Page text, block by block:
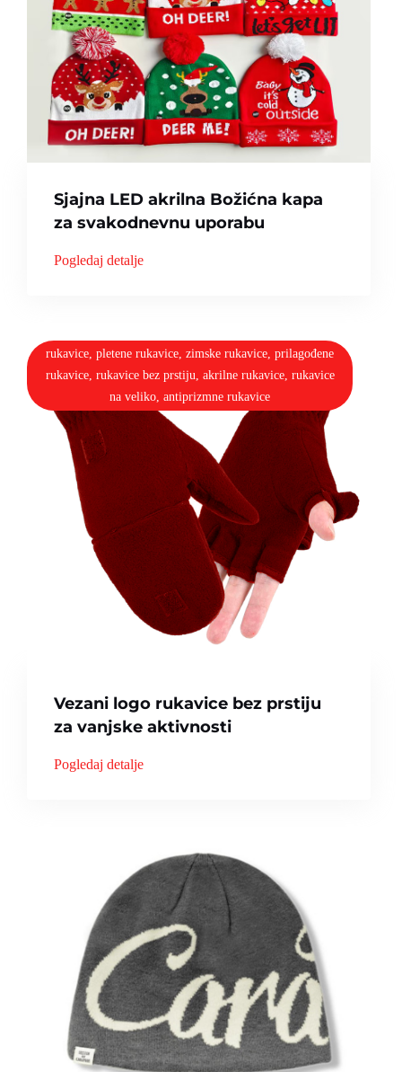
Sjajna LED akrilna Božićna kapa
za svakodnevnu uporabu
Pogledaj detalje
rukavice, pletene rukavice, zimske rukavice, prilagođene
rukavice, rukavice bez prstiju, akrilne rukavice, rukavice
na veliko, antiprizmne rukavice
Vezani logo rukavice bez prstiju
za vanjske aktivnosti
Pogledaj detalje